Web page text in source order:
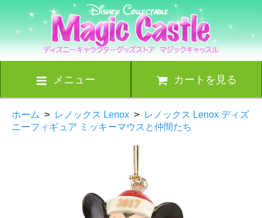
メニュー カートを見る
ホーム > レノックス Lenox > レノックス Lenox ディズ
ニーフィギュア ミッキーマウスと仲間たち